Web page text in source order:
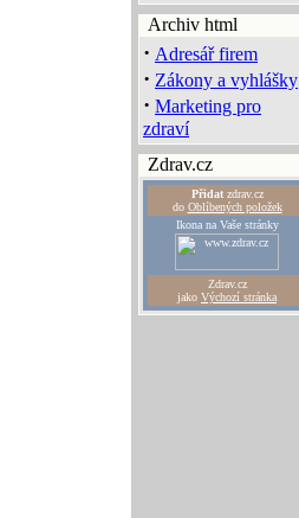
Archiv html
· Adresář firem
· Zákony a vyhlášky
· Marketing pro
zdraví
Zdrav.cz
Přidatzdrav.cz
do Oblíbených položek
Ikona na Vaše stránky
Zdrav.cz
jako Výchozí stránka